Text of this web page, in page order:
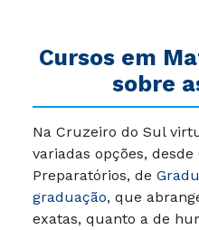
Cursos em
sobre
Na Cruzeiro do Sul
variadas opções, desde
Preparatórios, de
graduação, que
exatas, quanto a de